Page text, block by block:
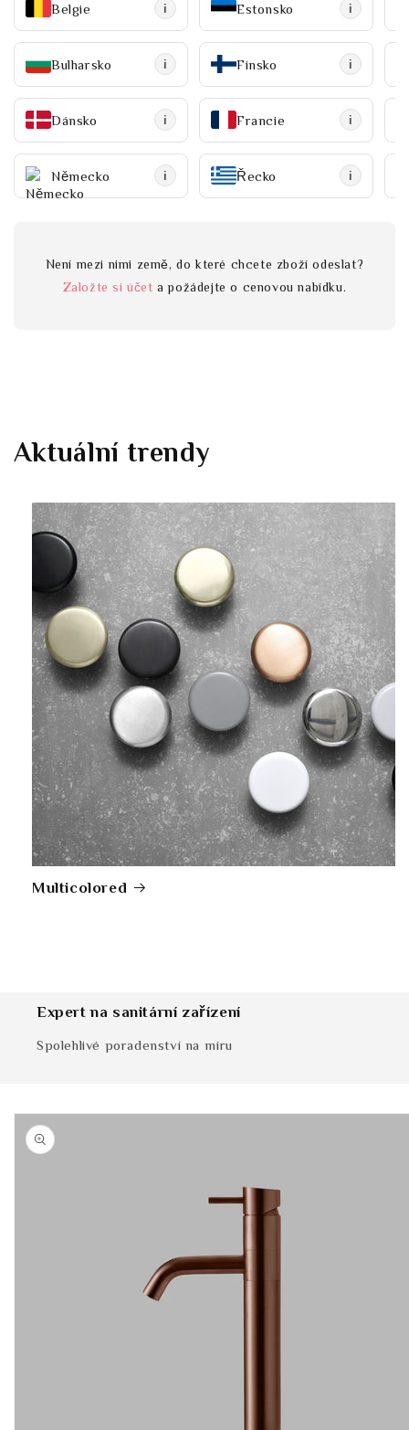
Belgie i
Bulharsko i
Dánsko i
Německo i
Estonsko i
Finsko i
Francie i
Řecko i
Není mezi nimi země, do které chcete zboží odeslat?
Založte si účet a požádejte o cenovou nabídku.
Aktuální trendy
Multicolored
Expert na sanitární zařízení
Spolehlivé poradenství na míru
o
produktu